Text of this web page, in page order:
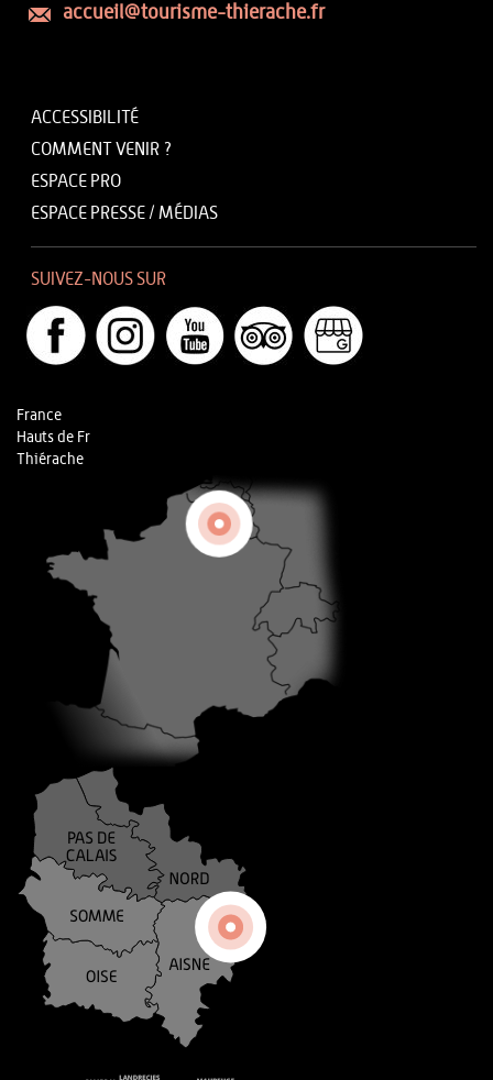
accueil@tourisme-thierache.fr
ACCESSIBILITÉ
COMMENT VENIR ?
ESPACE PRO
ESPACE PRESSE / MÉDIAS
SUIVEZ-NOUS SUR
France
Hauts de Fr
Thiérache